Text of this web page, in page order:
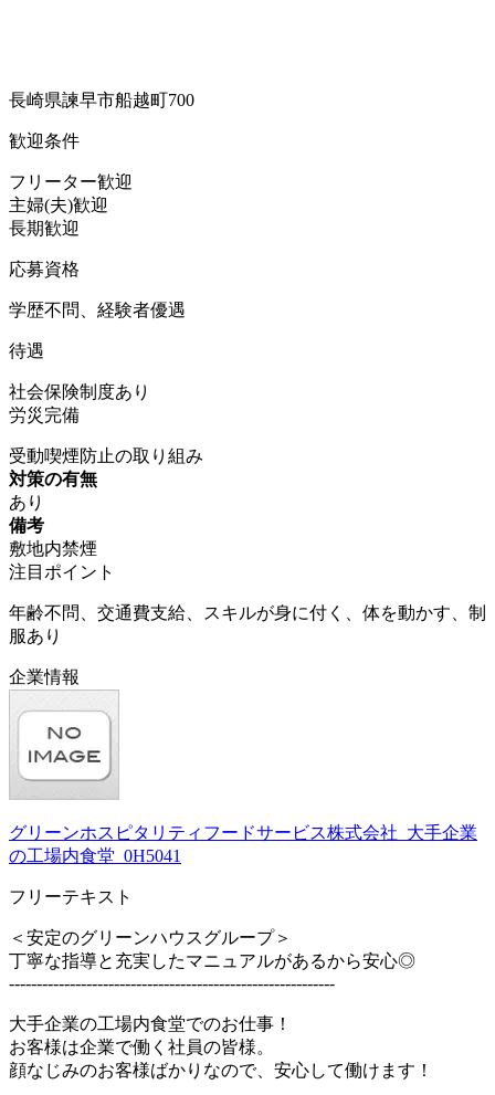
長崎県諫早市船越町700
歓迎条件
フリーター歓迎
主婦(夫)歓迎
長期歓迎
応募資格
学歴不問、経験者優遇
待遇
社会保険制度あり
労災完備
受動喫煙防止の取り組み
対策の有無
あり
備考
敷地内禁煙
注目ポイント
年齢不問、交通費支給、スキルが身に付く、体を動かす、制
服あり
企業情報
グリーンホスピタリティフードサービス株式会社_大手企業
の工場内食堂_0H5041
フリーテキスト
＜安定のグリーンハウスグループ＞
丁寧な指導と充実したマニュアルがあるから安心◎
-----------------------------------------------------------
大手企業の工場内食堂でのお仕事！
お客様は企業で働く社員の皆様。
顔なじみのお客様ばかりなので、安心して働けます！